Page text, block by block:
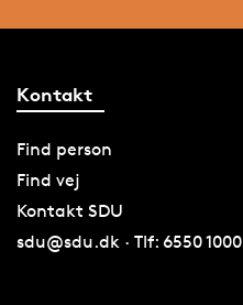
Kontakt
Find person
Find vej
Kontakt SDU
sdu@sdu.dk · Tlf: 6550 1000